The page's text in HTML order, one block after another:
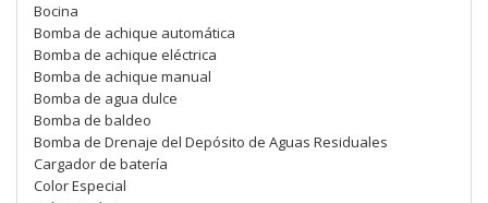
Bocina
Bomba de achique automática
Bomba de achique eléctrica
Bomba de achique manual
Bomba de agua dulce
Bomba de baldeo
Bomba de Drenaje del Depósito de Aguas Residuales
Cargador de batería
Color Especial